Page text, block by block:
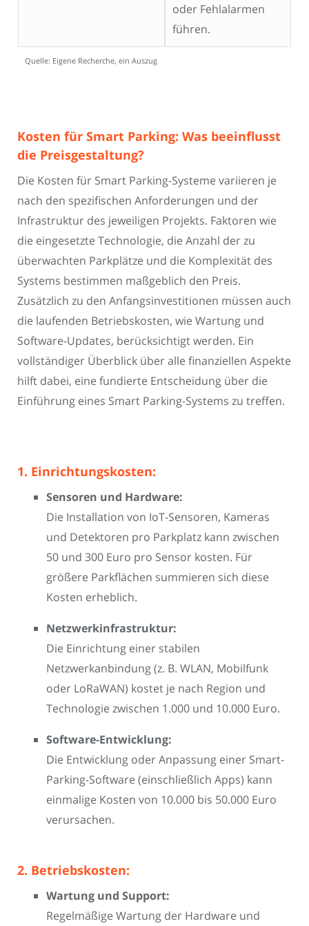
oder Fehlalarmen
führen.
Quelle: Eigene Recherche, ein Auszug
Kosten für Smart Parking: Was beeinflusst
die Preisgestaltung?
Die Kosten für Smart Parking-Systeme variieren je
nach den spezifischen Anforderungen und der
Infrastruktur des jeweiligen Projekts. Faktoren wie
die eingesetzte Technologie, die Anzahl der zu
überwachten Parkplätze und die Komplexität des
Systems bestimmen maßgeblich den Preis.
Zusätzlich zu den Anfangsinvestitionen müssen auch
die laufenden Betriebskosten, wie Wartung und
Software-Updates, berücksichtigt werden. Ein
vollständiger Überblick über alle finanziellen Aspekte
hilft dabei, eine fundierte Entscheidung über die
Einführung eines Smart Parking-Systems zu treffen.
1. Einrichtungskosten:
Sensoren und Hardware:
Die Installation von IoT-Sensoren, Kameras
und Detektoren pro Parkplatz kann zwischen
50 und 300 Euro pro Sensor kosten. Für
größere Parkflächen summieren sich diese
Kosten erheblich.
Netzwerkinfrastruktur:
Die Einrichtung einer stabilen
Netzwerkanbindung (z. B. WLAN, Mobilfunk
oder LoRaWAN) kostet je nach Region und
Technologie zwischen 1.000 und 10.000 Euro.
Software-Entwicklung:
Die Entwicklung oder Anpassung einer Smart-
Parking-Software (einschließlich Apps) kann
einmalige Kosten von 10.000 bis 50.000 Euro
verursachen.
2. Betriebskosten:
Wartung und Support:
Regelmäßige Wartung der Hardware und